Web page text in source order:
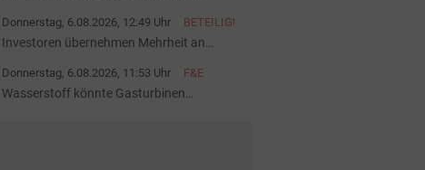
Donnerstag, 6.08.2026, 12:49 Uhr BETEILIGUNG
Investoren übernehmen Mehrheit an
Donnerstag, 6.08.2026, 11:53 Uhr F&E
Wasserstoff könnte Gasturbinen